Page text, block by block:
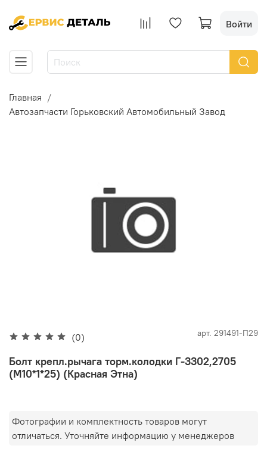
Войти
Главная
Автозапчасти Горьковский Автомобильный Завод
(0) арт. 291491-П29
Болт крепл.рычага торм.колодки Г-3302,2705
(М10*1*25) (Красная Этна)
Фотографии и комплектность товаров могут
отличаться. Уточняйте информацию у менеджеров